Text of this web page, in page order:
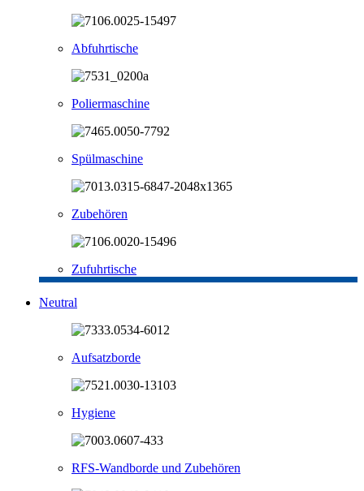
Abfuhrtische
Poliermaschine
Spülmaschine
Zubehören
Zufuhrtische
Neutral
Aufsatzborde
Hygiene
RFS-Wandborde und Zubehören